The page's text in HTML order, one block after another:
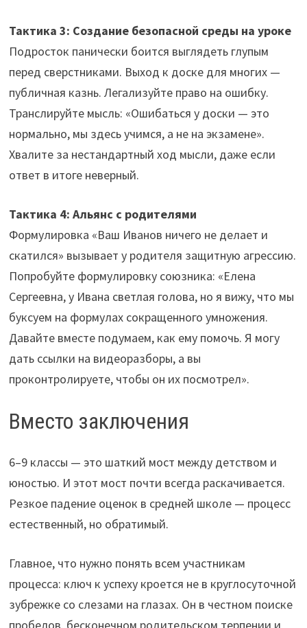
Тактика 3: Создание безопасной среды на уроке
Подросток панически боится выглядеть глупым
перед сверстниками. Выход к доске для многих —
публичная казнь. Легализуйте право на ошибку.
Транслируйте мысль: «Ошибаться у доски — это
нормально, мы здесь учимся, а не на экзамене».
Хвалите за нестандартный ход мысли, даже если
ответ в итоге неверный.
Тактика 4: Альянс с родителями
Формулировка «Ваш Иванов ничего не делает и
скатился» вызывает у родителя защитную агрессию.
Попробуйте формулировку союзника: «Елена
Сергеевна, у Ивана светлая голова, но я вижу, что мы
буксуем на формулах сокращенного умножения.
Давайте вместе подумаем, как ему помочь. Я могу
дать ссылки на видеоразборы, а вы
проконтролируете, чтобы он их посмотрел».
Вместо заключения
6–9 классы — это шаткий мост между детством и
юностью. И этот мост почти всегда раскачивается.
Резкое падение оценок в средней школе — процесс
естественный, но обратимый.
Главное, что нужно понять всем участникам
процесса: ключ к успеху кроется не в круглосуточной
зубрежке со слезами на глазах. Он в честном поиске